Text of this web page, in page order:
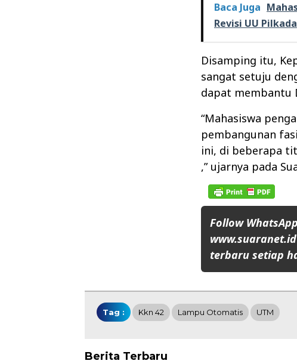
Baca Juga
Revisi UU Pilkada
Disamping itu,
sangat setuju
dapat membantu
“Mahasiswa
pembangunan
ini, di beberapa
,” ujarnya pada
Follow
terbaru setiap
Tag : Kkn 42 Lampu Otomatis UTM
Berita Terbaru